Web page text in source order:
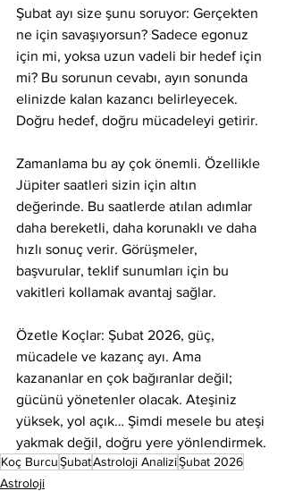
Şubat ayı size şunu soruyor: Gerçekten
ne için savaşıyorsun? Sadece egonuz
için mi, yoksa uzun vadeli bir hedef için
mi? Bu sorunun cevabı, ayın sonunda
elinizde kalan kazancı belirleyecek.
Doğru hedef, doğru mücadeleyi getirir.
Zamanlama bu ay çok önemli. Özellikle
Jüpiter saatleri sizin için altın
değerinde. Bu saatlerde atılan adımlar
daha bereketli, daha korunaklı ve daha
hızlı sonuç verir. Görüşmeler,
başvurular, teklif sunumları için bu
vakitleri kollamak avantaj sağlar.
Özetle Koçlar: Şubat 2026, güç,
mücadele ve kazanç ayı. Ama
kazananlar en çok bağıranlar değil;
gücünü yönetenler olacak. Ateşiniz
yüksek, yol açık… Şimdi mesele bu ateşi
yakmak değil, doğru yere yönlendirmek.
Koç BurcuŞubatAstroloji AnaliziŞubat 2026
Astroloji